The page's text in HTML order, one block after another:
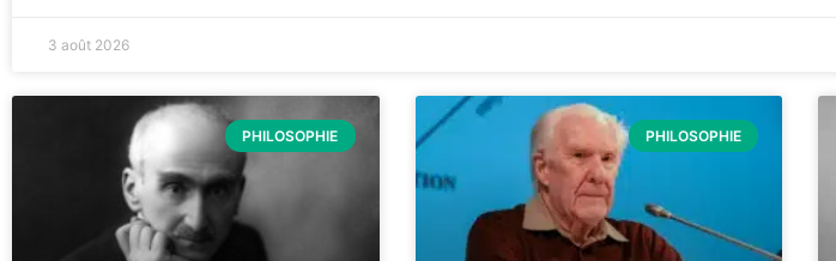
3 août 2026
PHILOSOPHIE PHILOSOPHIE